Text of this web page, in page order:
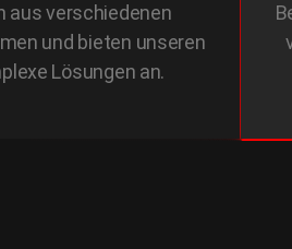
aus verschiedenen
und bieten unseren
Lösungen an.